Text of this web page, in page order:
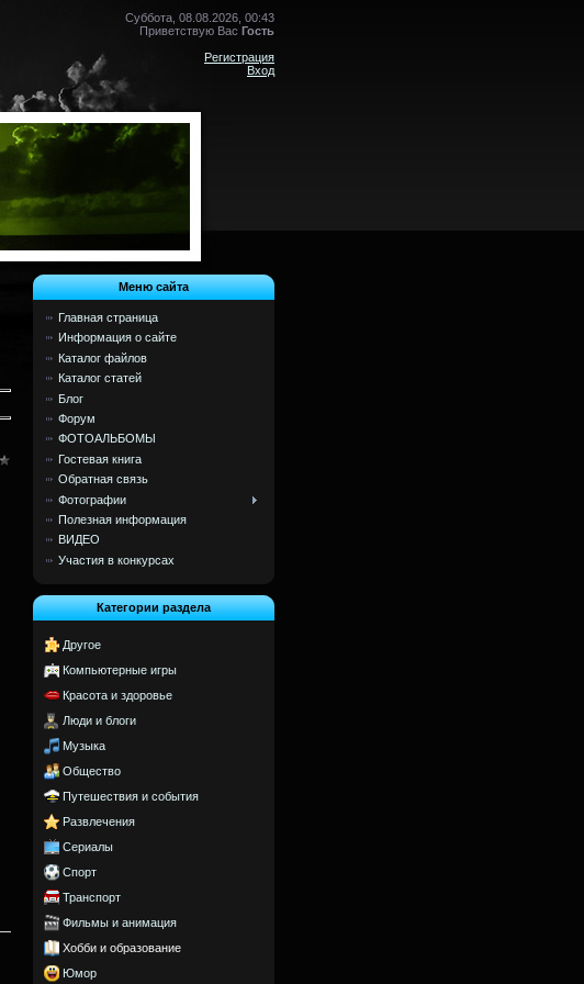
Суббота, 08.08.2026, 00:43
Приветствую Вас Гость
Регистрация
Вход
Меню сайта
Главная страница
Информация о сайте
Каталог файлов
Каталог статей
Блог
Форум
ФОТОАЛЬБОМЫ
Гостевая книга
Обратная связь
Фотографии
Полезная информация
ВИДЕО
Участия в конкурсах
Категории раздела
Другое
Компьютерные игры
Красота и здоровье
Люди и блоги
Музыка
Общество
Путешествия и события
Развлечения
Сериалы
Спорт
Транспорт
Фильмы и анимация
Хобби и образование
Юмор